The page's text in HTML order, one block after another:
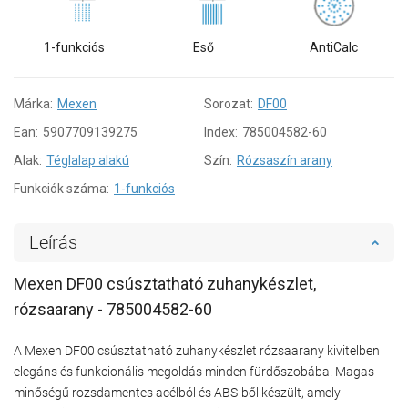
1-funkciós Eső AntiCalc
Márka: Mexen Sorozat: DF00
Ean: 5907709139275 Index: 785004582-60
Alak: Téglalap alakú Szín: Rózsaszín arany
Funkciók száma: 1-funkciós
Leírás
Mexen DF00 csúsztatható zuhanykészlet,
rózsaarany - 785004582-60
A Mexen DF00 csúsztatható zuhanykészlet rózsaarany kivitelben
elegáns és funkcionális megoldás minden fürdőszobába. Magas
minőségű rozsdamentes acélból és ABS-ből készült, amely